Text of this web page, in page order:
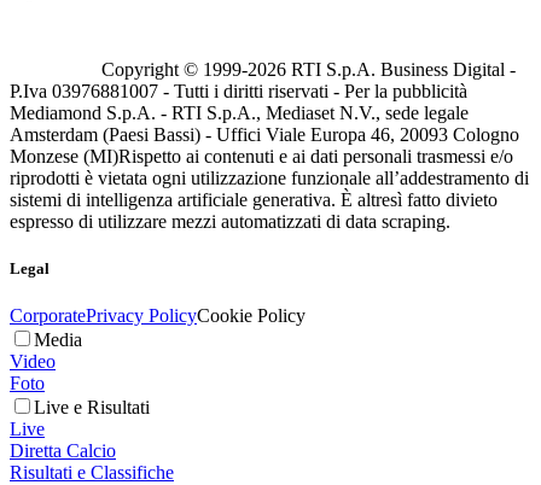
Copyright © 1999-2026 RTI S.p.A. Business Digital -
P.Iva 03976881007 - Tutti i diritti riservati - Per la pubblicità
Mediamond S.p.A. - RTI S.p.A., Mediaset N.V., sede legale
Amsterdam (Paesi Bassi) - Uffici Viale Europa 46, 20093 Cologno
Monzese (MI)Rispetto ai contenuti e ai dati personali trasmessi e/o
riprodotti è vietata ogni utilizzazione funzionale all’addestramento di
sistemi di intelligenza artificiale generativa. È altresì fatto divieto
espresso di utilizzare mezzi automatizzati di data scraping.
Legal
CorporatePrivacy PolicyCookie Policy
Media
Video
Foto
Live e Risultati
Live
Diretta Calcio
Risultati e Classifiche